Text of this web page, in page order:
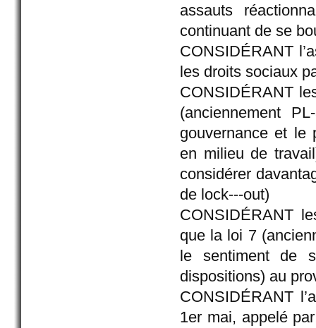
assauts
continuant de se
CONSIDÉRANT
les droits sociaux
CONSIDÉRANT
(anciennement
gouvernance et le
en milieu de
considérer
de lock---out)
CONSIDÉRANT
que la loi 7
le sentiment de
dispositions) au
CONSIDÉRANT
1er mai, appelé